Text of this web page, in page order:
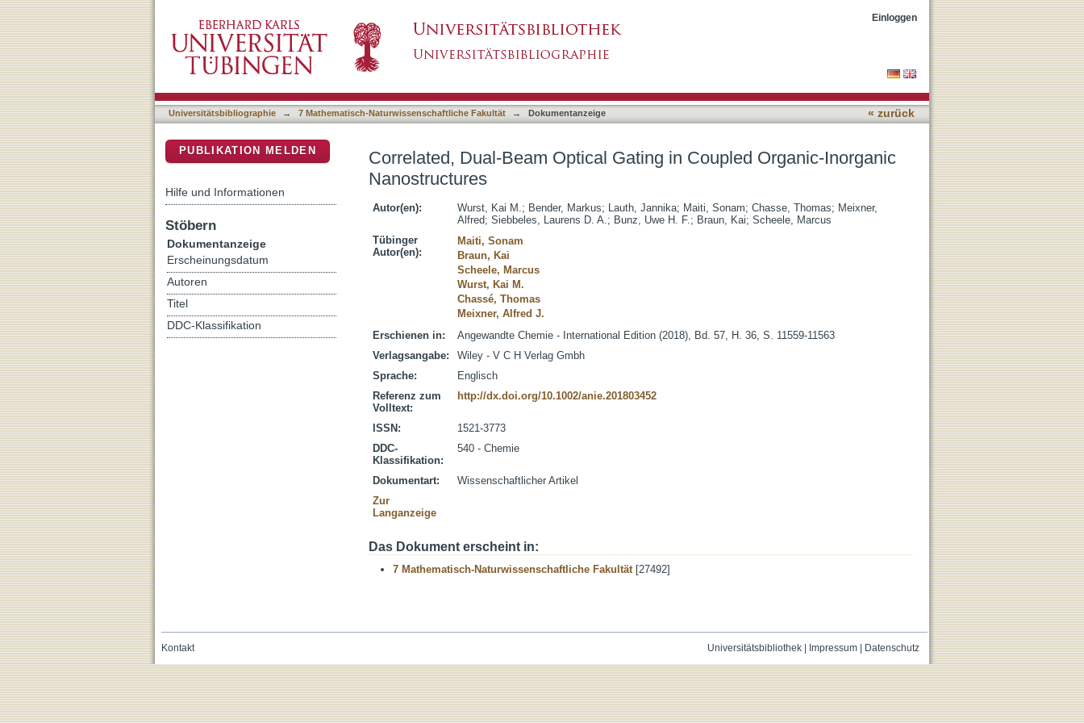
Einloggen
Universitätsbibliographie → 7 Mathematisch-Naturwissenschaftliche Fakultät → Dokumentanzeige « zurück
Correlated, Dual-Beam Optical Gating in Coupled Organic-Inorganic
Nanostructures
Autor(en): Wurst, Kai M.; Bender, Markus; Lauth, Jannika; Maiti, Sonam; Chasse, Thomas; Meixner,
Alfred; Siebbeles, Laurens D. A.; Bunz, Uwe H. F.; Braun, Kai; Scheele, Marcus
Tübinger
Autor(en):
Maiti, Sonam
Braun, Kai
Scheele, Marcus
Wurst, Kai M.
Chassé, Thomas
Meixner, Alfred J.
Erschienen in:
Angewandte Chemie - International Edition (2018), Bd. 57, H. 36, S. 11559-11563
Verlagsangabe:
Wiley - V C H Verlag Gmbh
Sprache:
Englisch
Referenz zum
Volltext:
http://dx.doi.org/10.1002/anie.201803452
ISSN:
1521-3773
DDC-
Klassifikation:
540 - Chemie
Dokumentart:
Wissenschaftlicher Artikel
Zur
Langanzeige
Das Dokument erscheint in:
7 Mathematisch-Naturwissenschaftliche Fakultät[27492]
PUBLIKATION MELDEN
Hilfe und Informationen
Stöbern
Dokumentanzeige
Erscheinungsdatum
Autoren
Titel
DDC-Klassifikation
Universitätsbibliothek| Impressum| Datenschutz
Kontakt